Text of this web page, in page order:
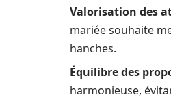
Valorisation des
mariée souhaite
hanches.
Équilibre des
harmonieuse,